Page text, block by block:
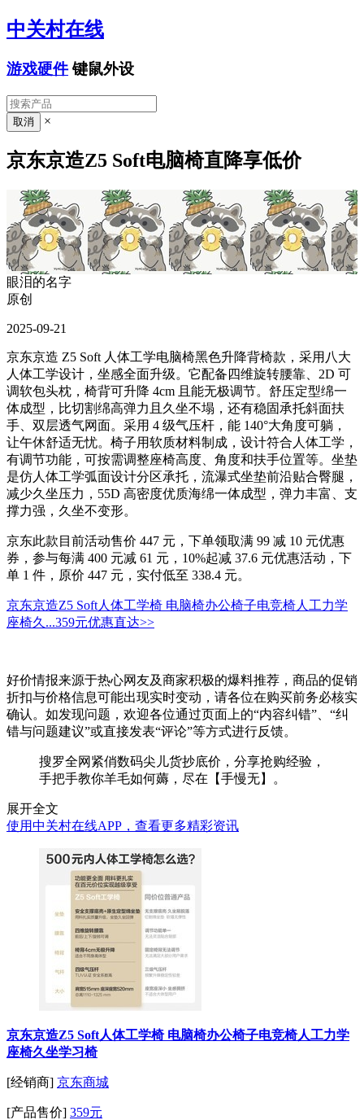
中关村在线
游戏硬件 键鼠外设
×
京东京造Z5 Soft电脑椅直降享低价
眼泪的名字
原创
2025-09-21
京东京造 Z5 Soft 人体工学电脑椅黑色升降背椅款，采用八大
人体工学设计，坐感全面升级。它配备四维旋转腰靠、2D 可
调软包头枕，椅背可升降 4cm 且能无极调节。舒压定型绵一
体成型，比切割绵高弹力且久坐不塌，还有稳固承托斜面扶
手、双层透气网面。采用 4 级气压杆，能 140°大角度可躺，
让午休舒适无忧。椅子用软质材料制成，设计符合人体工学，
有调节功能，可按需调整座椅高度、角度和扶手位置等。坐垫
是仿人体工学弧面设计分区承托，流瀑式坐垫前沿贴合臀腿，
减少久坐压力，55D 高密度优质海绵一体成型，弹力丰富、支
撑力强，久坐不变形。
京东此款目前活动售价 447 元，下单领取满 99 减 10 元优惠
券，参与每满 400 元减 61 元，10%起减 37.6 元优惠活动，下
单 1 件，原价 447 元，实付低至 338.4 元。
京东京造Z5 Soft人体工学椅 电脑椅办公椅子电竞椅人工力学
座椅久...359元优惠直达>>
好价情报来源于热心网友及商家积极的爆料推荐，商品的促销
折扣与价格信息可能出现实时变动，请各位在购买前务必核实
确认。如发现问题，欢迎各位通过页面上的“内容纠错”、“纠
错与问题建议”或直接发表“评论”等方式进行反馈。
搜罗全网紧俏数码尖儿货抄底价，分享抢购经验，
手把手教你羊毛如何薅，尽在【手慢无】。
展开全文
使用中关村在线APP，查看更多精彩资讯
京东京造Z5 Soft人体工学椅 电脑椅办公椅子电竞椅人工力学
座椅久坐学习椅
[经销商] 京东商城
[产品售价] 359元